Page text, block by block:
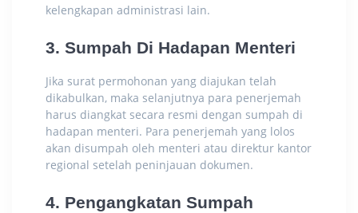
kelengkapan administrasi lain.
3. Sumpah Di Hadapan Menteri
Jika surat permohonan yang diajukan telah
dikabulkan, maka selanjutnya para penerjemah
harus diangkat secara resmi dengan sumpah di
hadapan menteri. Para penerjemah yang lolos
akan disumpah oleh menteri atau direktur kantor
regional setelah peninjauan dokumen.
4. Pengangkatan Sumpah